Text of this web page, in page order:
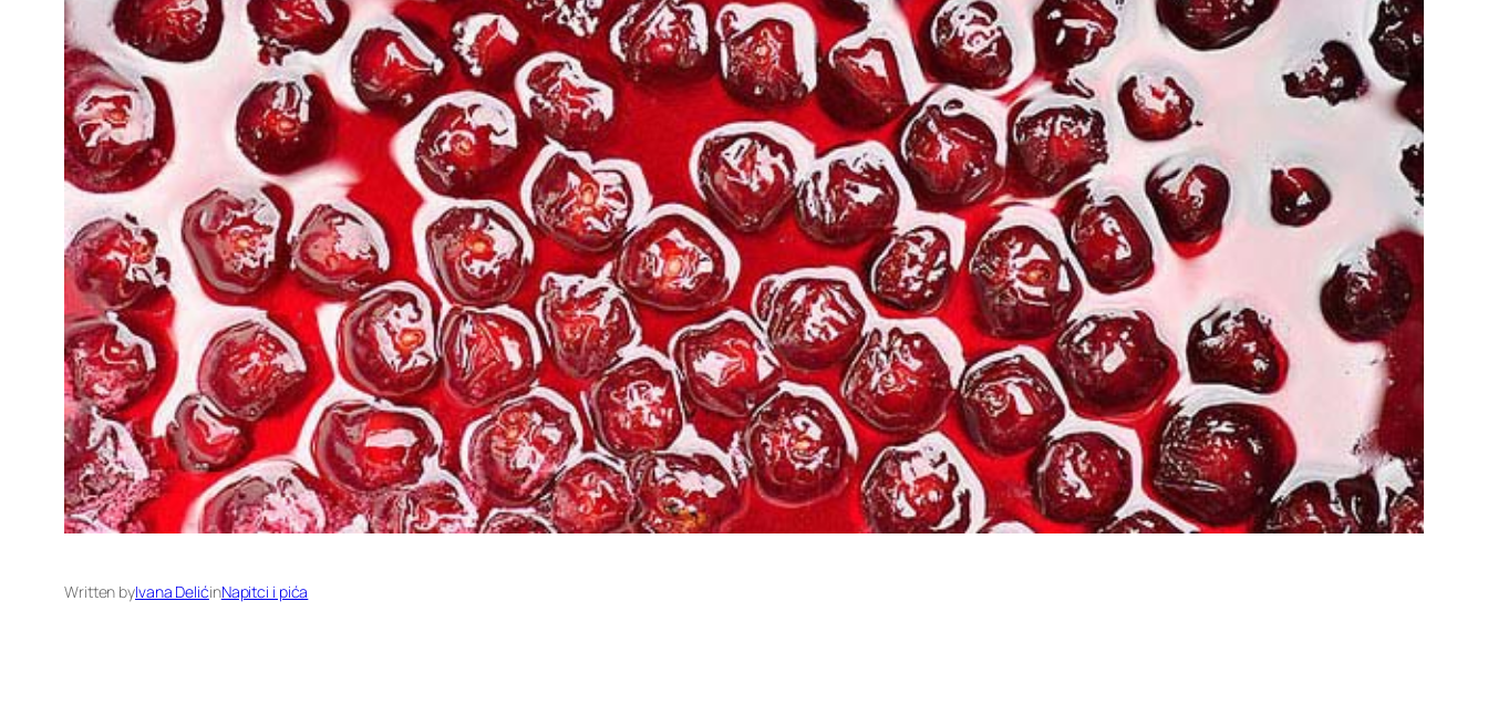
Written byIvana DelićinNapitci i pića